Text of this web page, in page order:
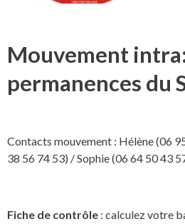
Mouvement
permanences du
Contacts mouvement : Hélène (06
38 56 74 53) / Sophie (06 64 50 43
Fiche de contrôle : calculez votre